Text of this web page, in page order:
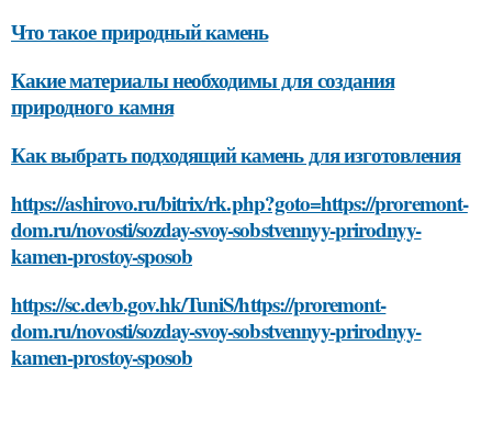
Что такое природный камень
Какие материалы необходимы для создания
природного камня
Как выбрать подходящий камень для изготовления
https://ashirovo.ru/bitrix/rk.php?goto=https://proremont-
dom.ru/novosti/sozday-svoy-sobstvennyy-prirodnyy-
kamen-prostoy-sposob
https://sc.devb.gov.hk/TuniS/https://proremont-
dom.ru/novosti/sozday-svoy-sobstvennyy-prirodnyy-
kamen-prostoy-sposob